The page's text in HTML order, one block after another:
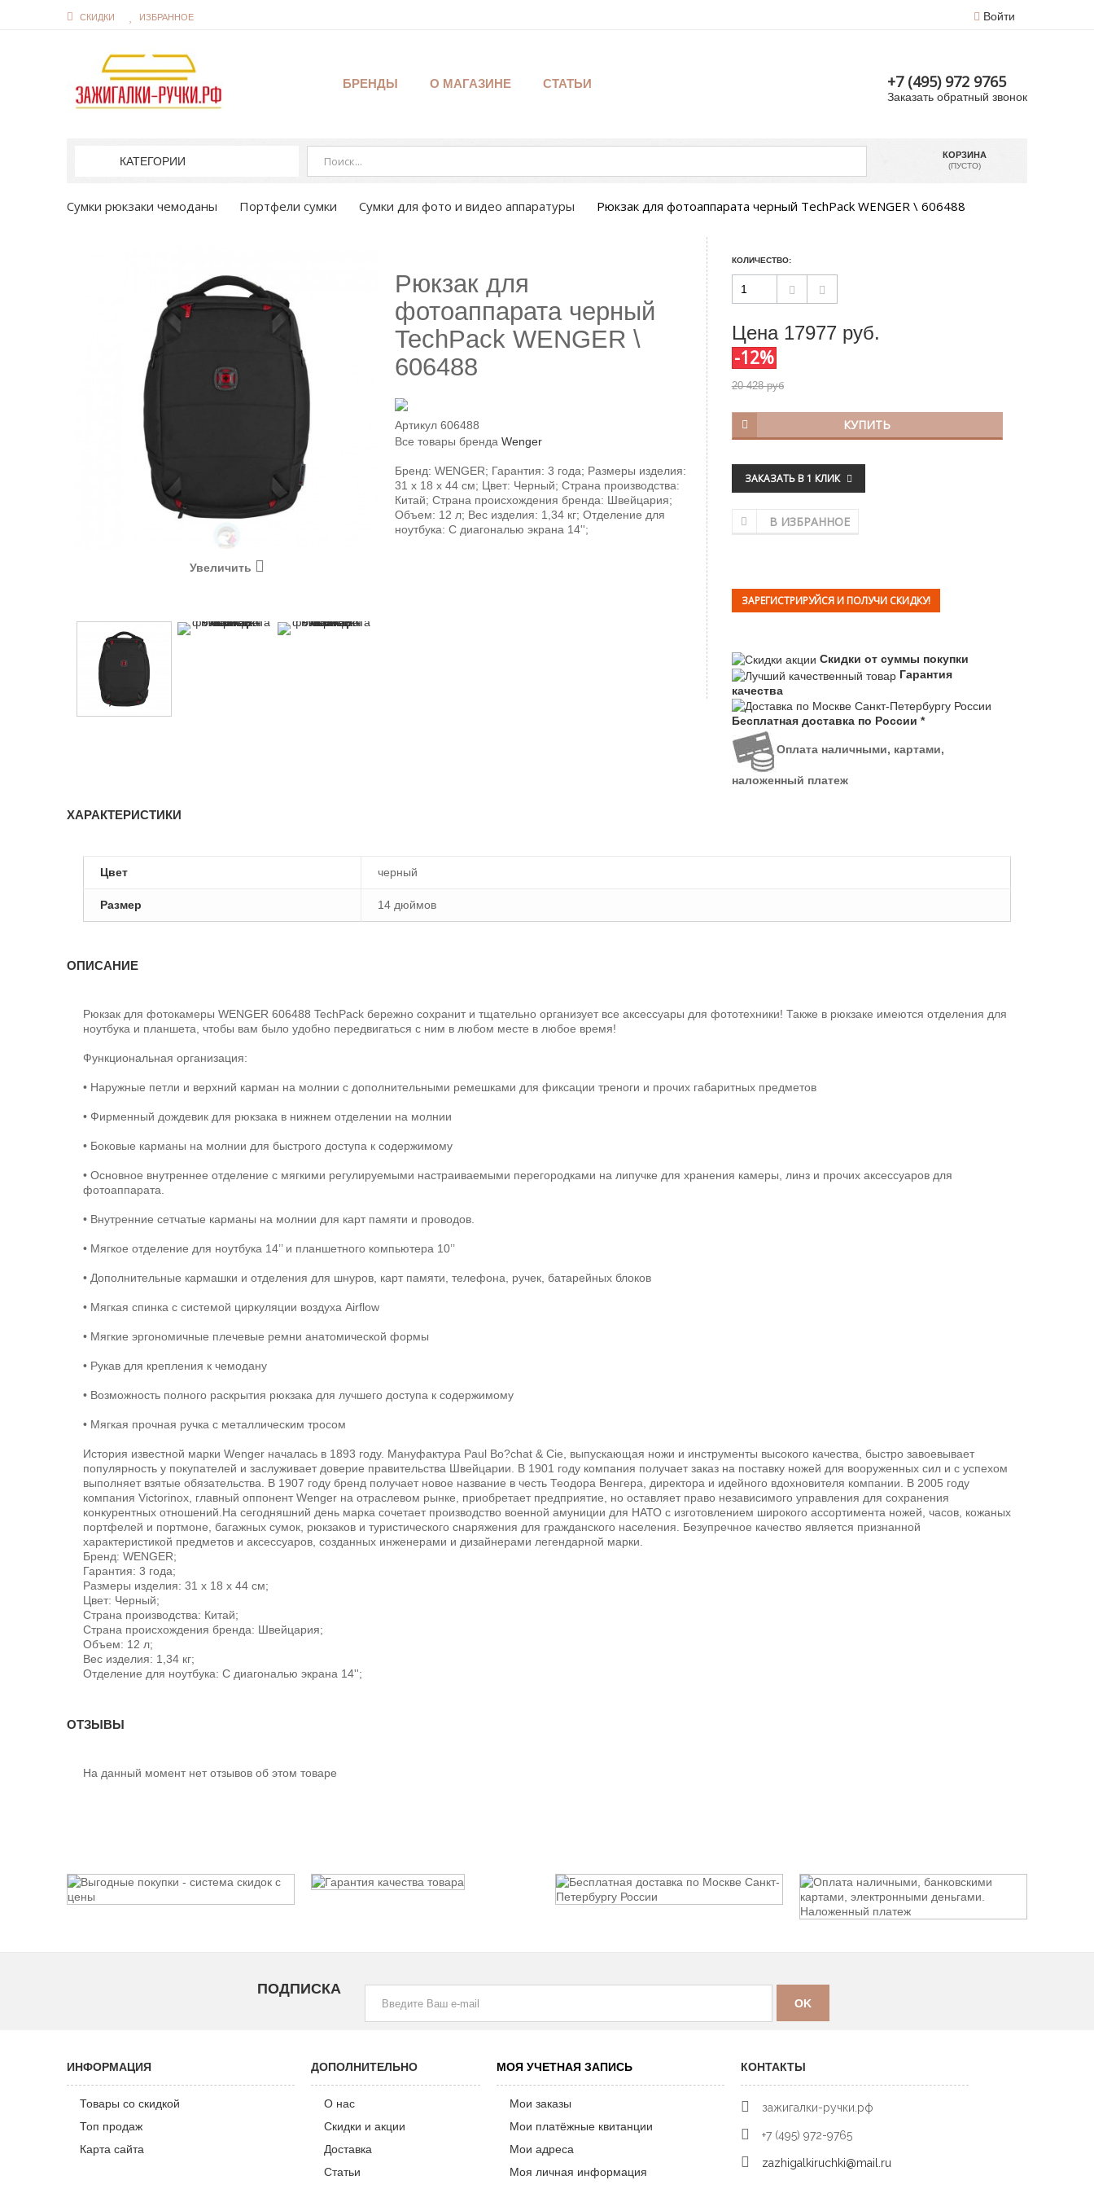
СКИДКИ ИЗБРАННОЕ Войти
БРЕНДЫ О МАГАЗИНЕ СТАТЬИ +7 (495) 972 9765
Заказать обратный звонок
КАТЕГОРИИ КОРЗИНА
(ПУСТО)
Сумки рюкзаки чемоданы Портфели сумки Сумки для фото и видео аппаратуры Рюкзак для фотоаппарата черный TechPack WENGER \ 606488
Увеличить
Рюкзак для
фотоаппарата черный
TechPack WENGER \
606488
Артикул 606488
Все товары бренда Wenger
Бренд: WENGER; Гарантия: 3 года; Размеры изделия:
31 x 18 x 44 см; Цвет: Черный; Страна производства:
Китай; Страна происхождения бренда: Швейцария;
Объем: 12 л; Вес изделия: 1,34 кг; Отделение для
ноутбука: С диагональю экрана 14'';
КОЛИЧЕСТВО:
Цена 17977руб.
-12%
20 428 руб
КУПИТЬ
ЗАКАЗАТЬ В 1 КЛИК
В ИЗБРАННОЕ
ЗАРЕГИСТРИРУЙСЯ И ПОЛУЧИ СКИДКУ!
Скидки от суммы покупки
Гарантия
качества
Бесплатная доставка по России *
Оплата наличными, картами,
наложенный платеж
ХАРАКТЕРИСТИКИ
Цвет черный
Размер 14 дюймов
ОПИСАНИЕ
Рюкзак для фотокамеры WENGER 606488 TechPack бережно сохранит и тщательно организует все аксессуары для фототехники! Также в рюкзаке имеются отделения для
ноутбука и планшета, чтобы вам было удобно передвигаться с ним в любом месте в любое время!
Функциональная организация:
• Наружные петли и верхний карман на молнии с дополнительными ремешками для фиксации треноги и прочих габаритных предметов
• Фирменный дождевик для рюкзака в нижнем отделении на молнии
• Боковые карманы на молнии для быстрого доступа к содержимому
• Основное внутреннее отделение с мягкими регулируемыми настраиваемыми перегородками на липучке для хранения камеры, линз и прочих аксессуаров для
фотоаппарата.
• Внутренние сетчатые карманы на молнии для карт памяти и проводов.
• Мягкое отделение для ноутбука 14’’ и планшетного компьютера 10’’
• Дополнительные кармашки и отделения для шнуров, карт памяти, телефона, ручек, батарейных блоков
• Мягкая спинка с системой циркуляции воздуха Airflow
• Мягкие эргономичные плечевые ремни анатомической формы
• Рукав для крепления к чемодану
• Возможность полного раскрытия рюкзака для лучшего доступа к содержимому
• Мягкая прочная ручка с металлическим тросом
История известной марки Wenger началась в 1893 году. Мануфактура Paul Bo?chat & Cie, выпускающая ножи и инструменты высокого качества, быстро завоевывает
популярность у покупателей и заслуживает доверие правительства Швейцарии. В 1901 году компания получает заказ на поставку ножей для вооруженных сил и с успехом
выполняет взятые обязательства. В 1907 году бренд получает новое название в честь Теодора Венгера, директора и идейного вдохновителя компании. В 2005 году
компания Victorinox, главный оппонент Wenger на отраслевом рынке, приобретает предприятие, но оставляет право независимого управления для сохранения
конкурентных отношений.На сегодняшний день марка сочетает производство военной амуниции для НАТО с изготовлением широкого ассортимента ножей, часов, кожаных
портфелей и портмоне, багажных сумок, рюкзаков и туристического снаряжения для гражданского населения. Безупречное качество является признанной
характеристикой предметов и аксессуаров, созданных инженерами и дизайнерами легендарной марки.
Бренд: WENGER;
Гарантия: 3 года;
Размеры изделия: 31 x 18 x 44 см;
Цвет: Черный;
Страна производства: Китай;
Страна происхождения бренда: Швейцария;
Объем: 12 л;
Вес изделия: 1,34 кг;
Отделение для ноутбука: С диагональю экрана 14'';
ОТЗЫВЫ
На данный момент нет отзывов об этом товаре
ПОДПИСКА
ИНФОРМАЦИЯ
Товары со скидкой
Топ продаж
Карта сайта
ДОПОЛНИТЕЛЬНО
О нас
Скидки и акции
Доставка
Статьи
МОЯ УЧЕТНАЯ ЗАПИСЬ
Мои заказы
Мои платёжные квитанции
Мои адреса
Моя личная информация
КОНТАКТЫ
зажигалки-ручки.рф
+7 (495) 972-9765
zazhigalkiruchki@mail.ru